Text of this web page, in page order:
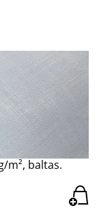
m², baltas.